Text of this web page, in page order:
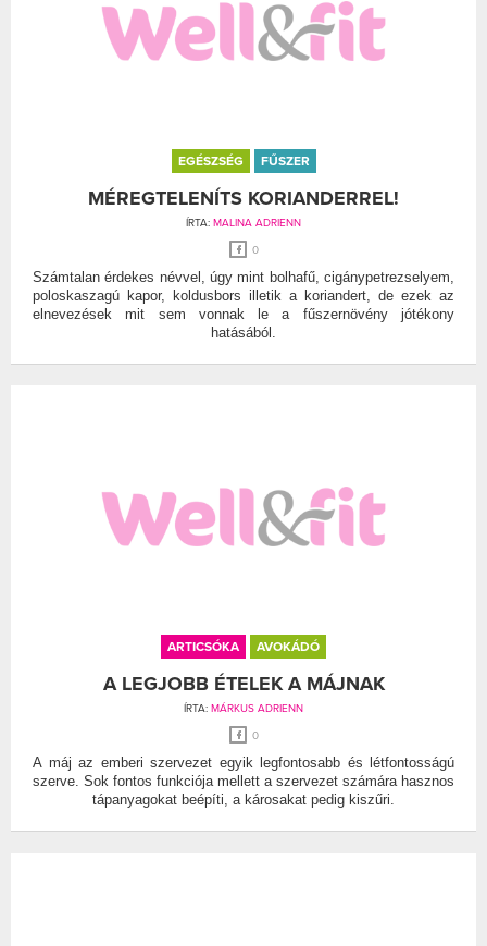
EGÉSZSÉG FŰSZER
MÉREGTELENÍTS KORIANDERREL!
ÍRTA: MALINA ADRIENN
0
Számtalan érdekes névvel, úgy mint bolhafű, cigánypetrezselyem,
poloskaszagú kapor, koldusbors illetik a koriandert, de ezek az
elnevezések mit sem vonnak le a fűszernövény jótékony
hatásából.
ARTICSÓKA AVOKÁDÓ
A LEGJOBB ÉTELEK A MÁJNAK
ÍRTA: MÁRKUS ADRIENN
0
A máj az emberi szervezet egyik legfontosabb és létfontosságú
szerve. Sok fontos funkciója mellett a szervezet számára hasznos
tápanyagokat beépíti, a károsakat pedig kiszűri.